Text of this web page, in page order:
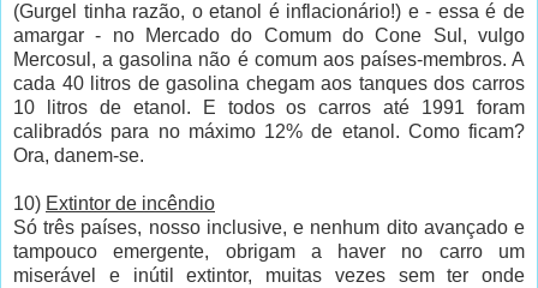
(Gurgel tinha razão, o etanol é inflacionário!) e - essa é de
amargar - no Mercado do Comum do Cone Sul, vulgo
Mercosul, a gasolina não é comum aos países-membros. A
cada 40 litros de gasolina chegam aos tanques dos carros
10 litros de etanol. E todos os carros até 1991 foram
calibradós para no máximo 12% de etanol. Como ficam?
Ora, danem-se.
10) Extintor de incêndio
Só três países, nosso inclusive, e nenhum dito avançado e
tampouco emergente, obrigam a haver no carro um
miserável e inútil extintor, muitas vezes sem ter onde